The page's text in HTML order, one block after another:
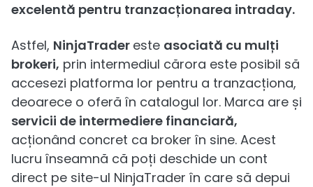
excelentă pentru tranzacționarea intraday.
Astfel, NinjaTrader este asociată cu mulți
brokeri, prin intermediul cărora este posibil să
accesezi platforma lor pentru a tranzacționa,
deoarece o oferă în catalogul lor. Marca are și
servicii de intermediere financiară,
acționând concret ca broker în sine. Acest
lucru înseamnă că poți deschide un cont
direct pe site-ul NinjaTrader în care să depui